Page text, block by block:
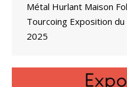
Métal Hurlant Maison
Tourcoing Exposition
2025